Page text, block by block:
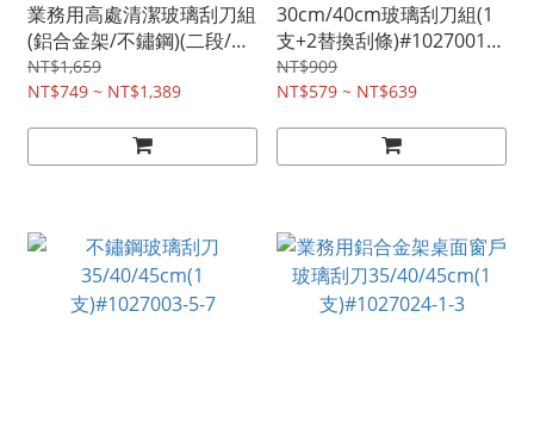
業務用高處清潔玻璃刮刀組
(鋁合金架/不鏽鋼)(二段/三
段/特長三段)(附5替換刮
條)#1027024-7
NT$1,659
NT$749 ~ NT$1,389
30cm/40cm玻璃刮刀組(1
支+2替換刮條)#1027001-
1027002
NT$909
NT$579 ~ NT$639